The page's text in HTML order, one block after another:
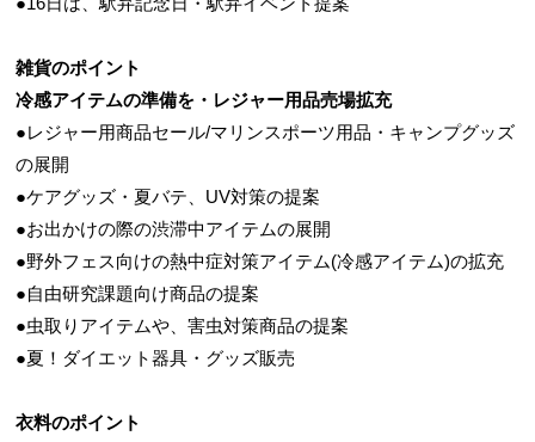
雑貨のポイント
冷感アイテムの準備を・レジャー用品売場拡充
●レジャー用商品セール/マリンスポーツ用品・キャンプグッズ
の展開
●ケアグッズ・夏バテ、UV対策の提案
●お出かけの際の渋滞中アイテムの展開
●野外フェス向けの熱中症対策アイテム(冷感アイテム)の拡充
●自由研究課題向け商品の提案
●虫取りアイテムや、害虫対策商品の提案
●夏！ダイエット器具・グッズ販売
衣料のポイント